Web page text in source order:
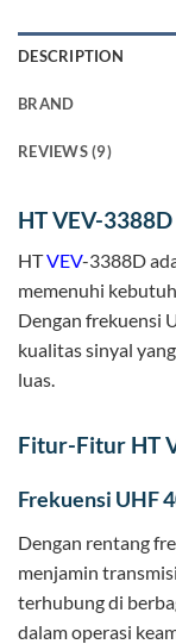
DESCRIPTION
BRAND
REVIEWS (9)
HT VEV-3388D
HTVEV-3388D
memenuhi
Dengan frekuensi
kualitas sinyal
luas.
Fitur-Fitur HT
Frekuensi UHF
Dengan rentang
menjamin
terhubung di
dalam operasi